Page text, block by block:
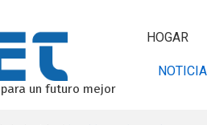
un futuro mejor
HOGAR